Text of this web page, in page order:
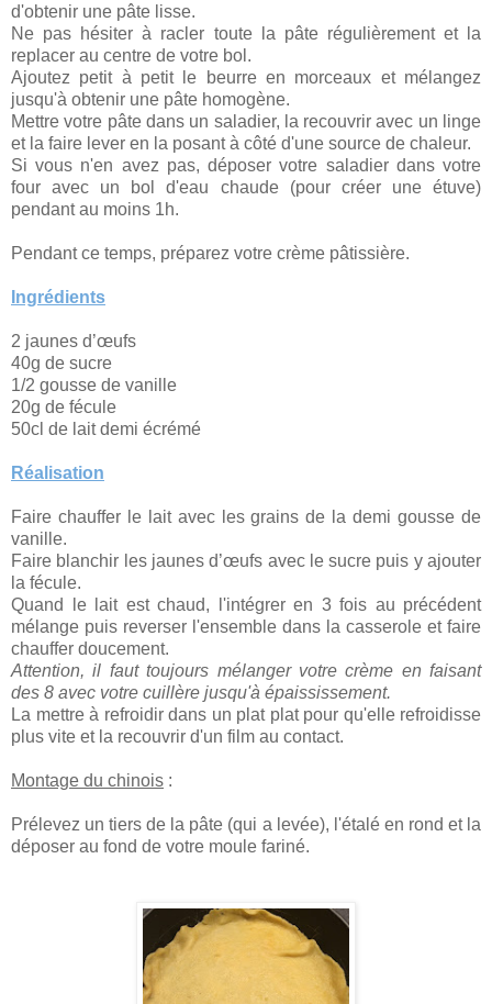
d'obtenir une pâte lisse.
Ne pas hésiter à racler toute la pâte régulièrement et la
replacer au centre de votre bol.
Ajoutez petit à petit le beurre en morceaux et mélangez
jusqu'à obtenir une pâte homogène.
Mettre votre pâte dans un saladier, la recouvrir avec un linge
et la faire lever en la posant à côté d'une source de chaleur.
Si vous n'en avez pas, déposer votre saladier dans votre
four avec un bol d'eau chaude (pour créer une étuve)
pendant au moins 1h.
Pendant ce temps, préparez votre crème pâtissière.
Ingrédients
2 jaunes d’œufs
40g de sucre
1/2 gousse de vanille
20g de fécule
50cl de lait demi écrémé
Réalisation
Faire chauffer le lait avec les grains de la demi gousse de
vanille.
Faire blanchir les jaunesd’œufs avec le sucre puis y ajouter
la fécule.
Quand le lait est chaud, l'intégrer en 3 fois au précédent
mélange puis reverser l'ensemble dans la casserole et faire
chauffer doucement.
Attention, il faut toujours mélanger votre crème en faisant
des 8 avec votre cuillère jusqu'à épaississement.
La mettre à refroidir dans un plat plat pour qu'elle refroidisse
plus vite et la recouvrir d'un film au contact.
Montage du chinois :
Prélevez un tiers de la pâte (qui a levée), l'étalé en rond et la
déposer au fond de votre moule fariné.